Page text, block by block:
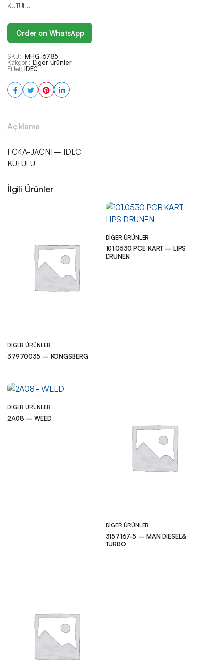
KUTULU
Order on WhatsApp
SKU: MHG-6785
Kategori: Diger Ürünler
Etiket: IDEC
Açıklama
FC4A-JACN1 – IDEC
KUTULU
İlgili Ürünler
DIGER ÜRÜNLER
37970035 – KONGSBERG
DIGER ÜRÜNLER
101.0530 PCB KART – LIPS
DRUNEN
DIGER ÜRÜNLER
2A08 – WEED
DIGER ÜRÜNLER
3157167-5 – MAN DIESEL&
TURBO